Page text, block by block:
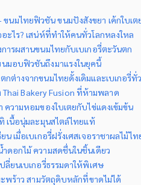
ขนมไทยฟิวชัน ขนมปังสังขยา เค้กใบเต
ไร? เสน่ห์ที่ทำให้คนทั่วโลกหลงใหล
ารผสานขนมไทยกับเบเกอรี่ตะวันตก
นมอบฟิวชันถึงมาแรงในยุคนี้
ต่างจากขนมไทยดั้งเดิมและเบเกอรี่ทั่
Thai Bakery Fusion ที่ห้ามพลาด
ความหอมของใบเตยกับไข่แดงเข้มข้น
เนื้อนุ่มละมุนสไตล์ไทยแท้
น เมื่อเบเกอรี่ฝรั่งเศสเจอราชาผลไม้ไท
ดอกไม้ ความสดชื่นในชิ้นเดียว
ยนเบเกอรี่ธรรมดาให้พิเศษ
พร้าว สามวัตถุดิบหลักที่ขาดไม่ได้